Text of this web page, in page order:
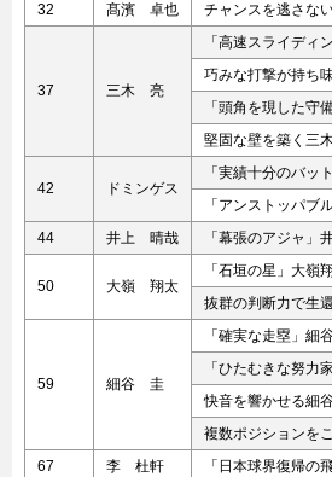
32
髙濱 卓也 チャンスを逃さな
37 三木 亮
「高速スライディ
巧みな打撃が持ち
「頭角を現した守
堅固な壁を築く三
42 ドミンゲス
「実績十分のバッ
「アンストッパブ
44
井上 晴哉 「幕張のアジャ」
50 大嶺 翔太
「石垣の星」大嶺翔
抜群の判断力で生
59 細谷 圭
「確実な走塁」細
「ひたむきな努力
快音を響かせる細
複数ポジションを
67
李 杜軒 「日本球界復帰の